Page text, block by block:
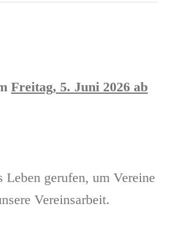
Freitag, 5. Juni 2026 ab
Leben gerufen, um Vereine
Vereinsarbeit.